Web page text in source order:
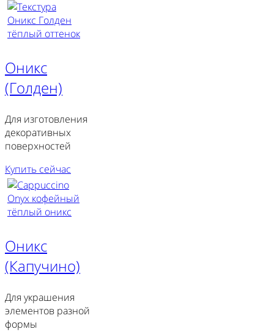
Оникс
(Голден)
Для изготовления
декоративных
поверхностей
Купить сейчас
Оникс
(Капучино)
Для украшения
элементов разной
формы